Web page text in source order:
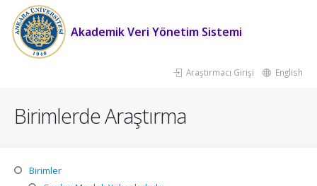
Akademik Veri Yönetim Sistemi
Araştırmacı Girişi English
Birimlerde Araştırma
Birimler